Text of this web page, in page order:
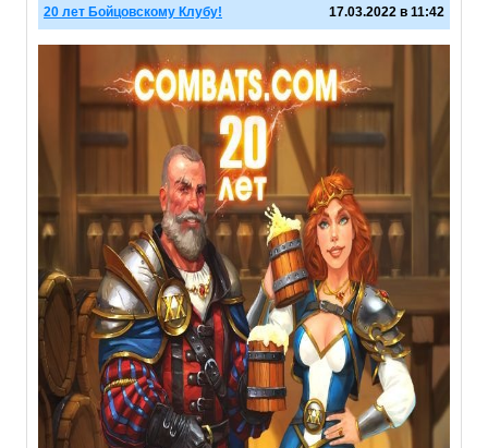
20 лет Бойцовскому Клубу! 17.03.2022 в 11:42